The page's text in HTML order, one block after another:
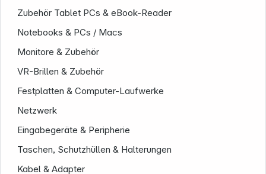
Zubehör Tablet PCs & eBook-Reader
Notebooks & PCs / Macs
Monitore & Zubehör
VR-Brillen & Zubehör
Festplatten & Computer-Laufwerke
Netzwerk
Eingabegeräte & Peripherie
Taschen, Schutzhüllen & Halterungen
Kabel & Adapter